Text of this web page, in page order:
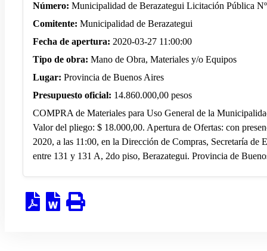
Número: Municipalidad de Berazategui Licitación Pública
Comitente: Municipalidad de Berazategui
Fecha de apertura: 2020-03-27 11:00:00
Tipo de obra: Mano de Obra, Materiales y/o Equipos
Lugar: Provincia de Buenos Aires
Presupuesto oficial: 14.860.000,00 pesos
COMPRA de Materiales para Uso General de la
Valor del pliego: $ 18.000,00. Apertura de Ofertas: con
2020, a las 11:00, en la Dirección de Compras, Secretaría
entre 131 y 131 A, 2do piso, Berazategui. Provincia de